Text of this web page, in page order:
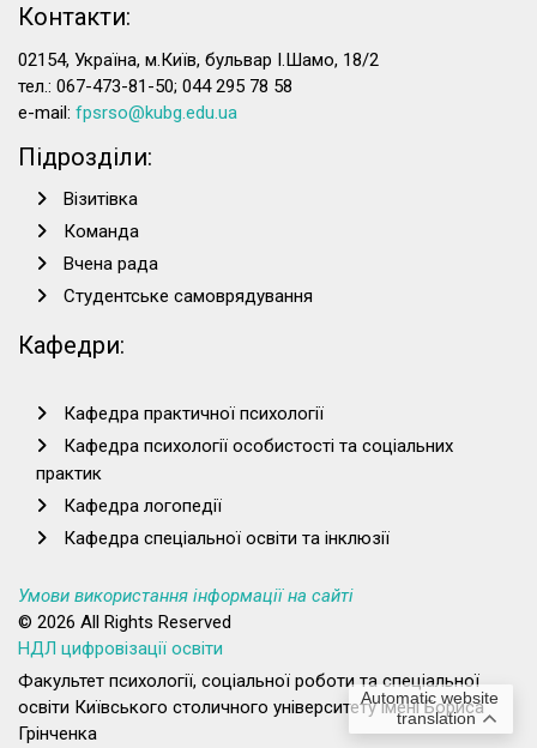
Automatic website
translation
Контакти:
02154, Україна, м.Київ, бульвар І.Шамо, 18/2
тел.: 067-473-81-50; 044 295 78 58
e-mail: fpsrso@kubg.edu.ua
Підрозділи:
Візитівка
Команда
Вчена рада
Студентське самоврядування
Кафедри:
Кафедра практичної психології
Кафедра психології особистості та соціальних
практик
Кафедра логопедії
Кафедра спеціальної освіти та інклюзії
Умови використання інформації на сайті
© 2026 All Rights Reserved
НДЛ цифровізації освіти
Факультет психології, соціальної роботи та спеціальної
освіти Київського столичного університету імені Бориса
Грінченка